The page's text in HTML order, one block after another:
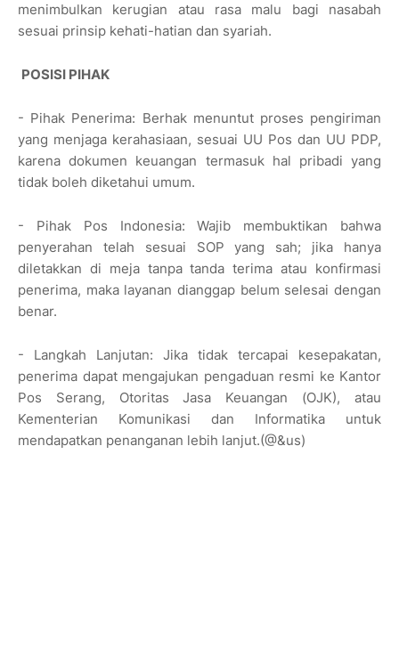
menimbulkan kerugian atau rasa malu bagi nasabah
sesuai prinsip kehati-hatian dan syariah.
POSISI PIHAK
- Pihak Penerima: Berhak menuntut proses pengiriman
yang menjaga kerahasiaan, sesuai UU Pos dan UU PDP,
karena dokumen keuangan termasuk hal pribadi yang
tidak boleh diketahui umum.
- Pihak Pos Indonesia: Wajib membuktikan bahwa
penyerahan telah sesuai SOP yang sah; jika hanya
diletakkan di meja tanpa tanda terima atau konfirmasi
penerima, maka layanan dianggap belum selesai dengan
benar.
- Langkah Lanjutan: Jika tidak tercapai kesepakatan,
penerima dapat mengajukan pengaduan resmi ke Kantor
Pos Serang, Otoritas Jasa Keuangan (OJK), atau
Kementerian Komunikasi dan Informatika untuk
mendapatkan penanganan lebih lanjut.(@&us)